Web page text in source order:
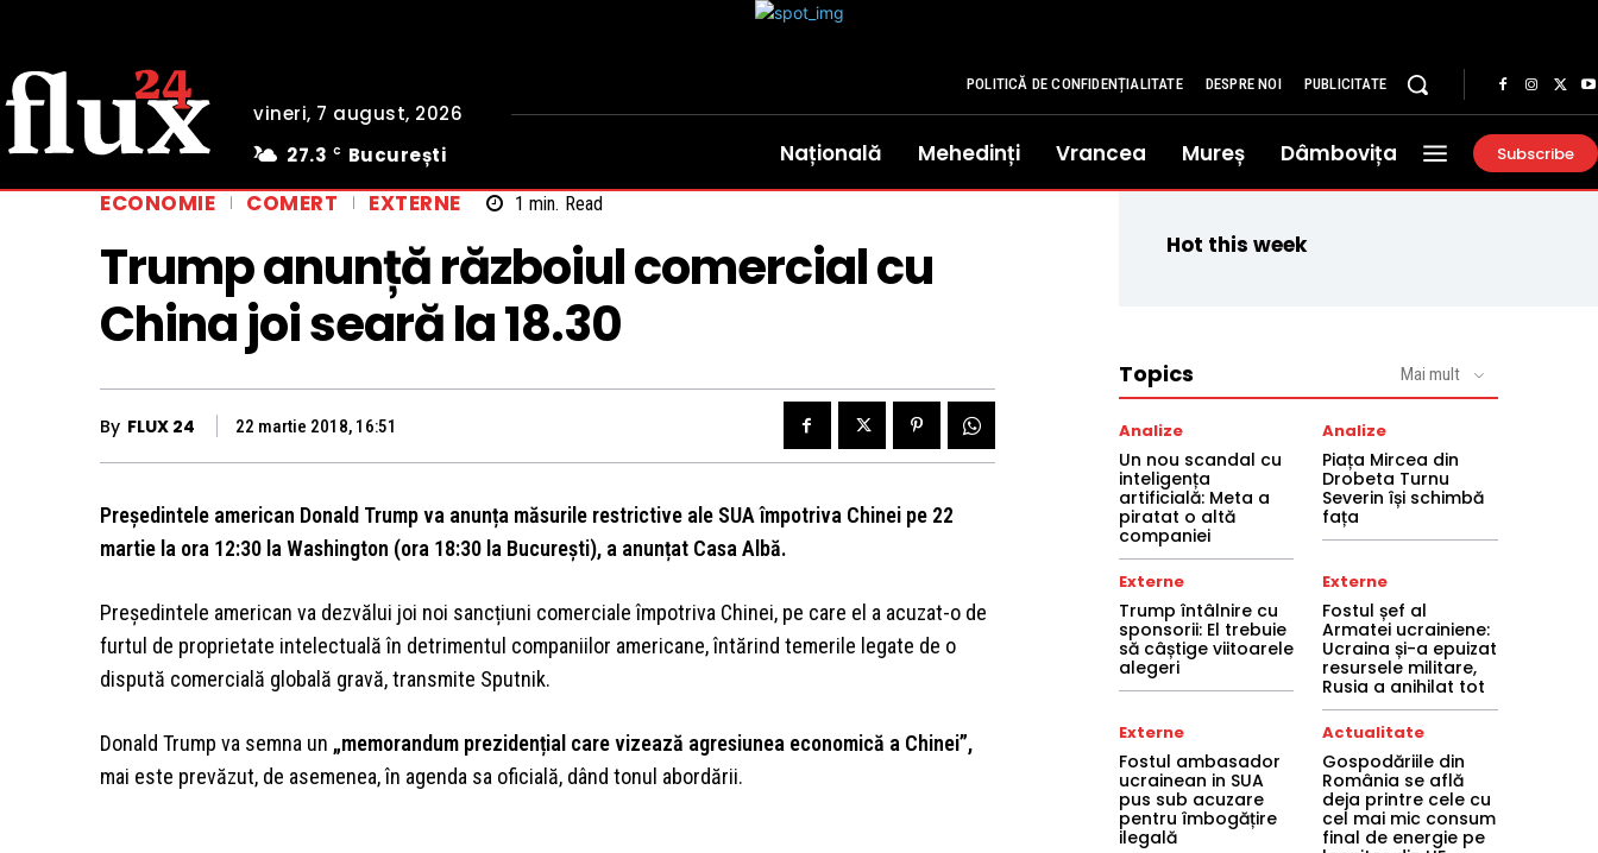
vineri, 7 august, 2026
27.3 C București
POLITICĂ DE CONFIDENȚIALITATE DESPRE NOI PUBLICITATE
Națională Mehedinți Vrancea Mureș Dâmbovița Subscribe
ECONOMIE COMERT EXTERNE 1 min. Read
Trump anunță războiul comercial cu
China joi seară la 18.30
By FLUX 24 22 martie 2018, 16:51
Președintele american Donald Trump va anunța măsurile restrictive ale SUA împotriva Chinei pe 22
martie la ora 12:30 la Washington (ora 18:30 la București), a anunțat Casa Albă.
Președintele american va dezvălui joi noi sancțiuni comerciale împotriva Chinei, pe care el a acuzat-o de
furtul de proprietate intelectuală în detrimentul companiilor americane, întărind temerile legate de o
dispută comercială globală gravă, transmite Sputnik.
Donald Trump va semna un „memorandum prezidențial care vizează agresiunea economică a Chinei”,
mai este prevăzut, de asemenea, în agenda sa oficială, dând tonul abordării.
Hot this week
Topics Mai mult
Analize
Un nou scandal cu
inteligența
artificială: Meta a
piratat o altă
companiei
Analize
Piața Mircea din
Drobeta Turnu
Severin își schimbă
fața
Externe
Trump întâlnire cu
sponsorii: El trebuie
să câștige viitoarele
alegeri
Externe
Fostul șef al
Armatei ucrainiene:
Ucraina și-a epuizat
resursele militare,
Rusia a anihilat tot
Externe
Fostul ambasador
ucrainean in SUA
pus sub acuzare
pentru îmbogățire
ilegală
Actualitate
Gospodăriile din
România se află
deja printre cele cu
cel mai mic consum
final de energie pe